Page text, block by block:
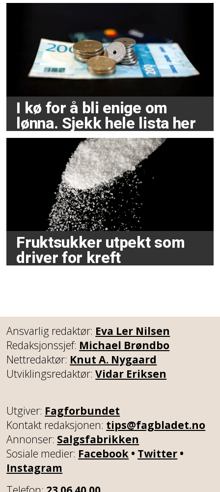
I kø for å bli enige om
lønna. Sjekk hele lista her
Fruktsukker utpekt som
driver for kreft
Ansvarlig redaktør: Eva Ler Nilsen
Redaksjonssjef: Michael Brøndbo
Nettredaktør: Knut A. Nygaard
Utviklingsredaktør:Vidar Eriksen
Utgiver: Fagforbundet
Kontakt redaksjonen: tips@fagbladet.no
Annonser: Salgsfabrikken
Sosiale medier: Facebook • Twitter •
Instagram